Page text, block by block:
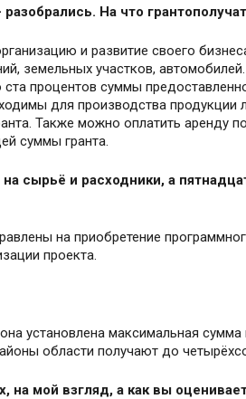
На что
и развитие своего
земельных участков,
процентов суммы
для производства продукции
Также можно оплатить аренду
суммы гранта.
сырьё и расходники, а
на приобретение
проекта.
установлена максимальная сумма
области получают до
мой взгляд, а как вы